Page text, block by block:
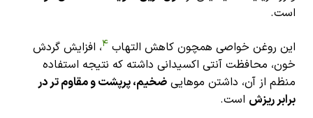
است.
این روغن خواصی همچون کاهش التهاب 4، افزایش گردش
خون، محافظت آنتی اکسیدانی داشته که نتیجه استفاده
منظم از آن، داشتن موهایی ضخیم، پرپشت و مقاوم تر در
برابر ریزش است.